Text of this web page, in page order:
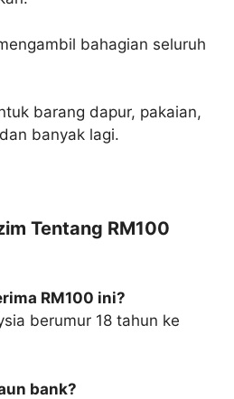
bahagian seluruh
barang dapur, pakaian,
banyak lagi.
Tentang RM100
RM100 ini?
berumur 18 tahun ke
bank?